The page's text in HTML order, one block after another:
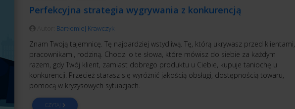
Perfekcyjna strategia wygrywania z konkurencją
Bartłomiej Krawczyk
Znam Twoją tajemnicę. Tę najbardziej wstydliwą. Tę, którą ukrywasz przed klientami,
pracownikami, rodziną. Chodzi o te słowa, które mówisz do siebie za każdym
razem, gdy Twój klient, zamiast dobrego produktu u Ciebie, kupuje taniochę u
konkurencji. Przecież starasz się wyróżnić jakością obsługi, dostępnością towaru,
pomocą w kryzysowych sytuacjach.
CZYTAJ